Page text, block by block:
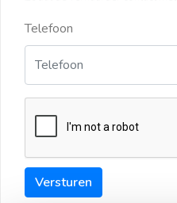
Telefoon
Versturen